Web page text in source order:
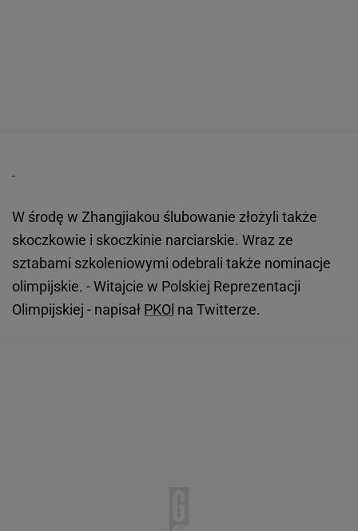
W środę w Zhangjiakou ślubowanie złożyli także
skoczkowie i skoczkinie narciarskie. Wraz ze
sztabami szkoleniowymi odebrali także nominacje
olimpijskie. - Witajcie w Polskiej Reprezentacji
Olimpijskiej - napisał PKOl na Twitterze.